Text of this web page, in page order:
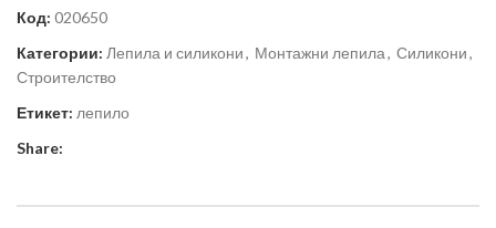
Код: 020650
Категории: Лепила и силикони, Монтажни лепила, Силикони,
Строителство
Етикет: лепило
Share: